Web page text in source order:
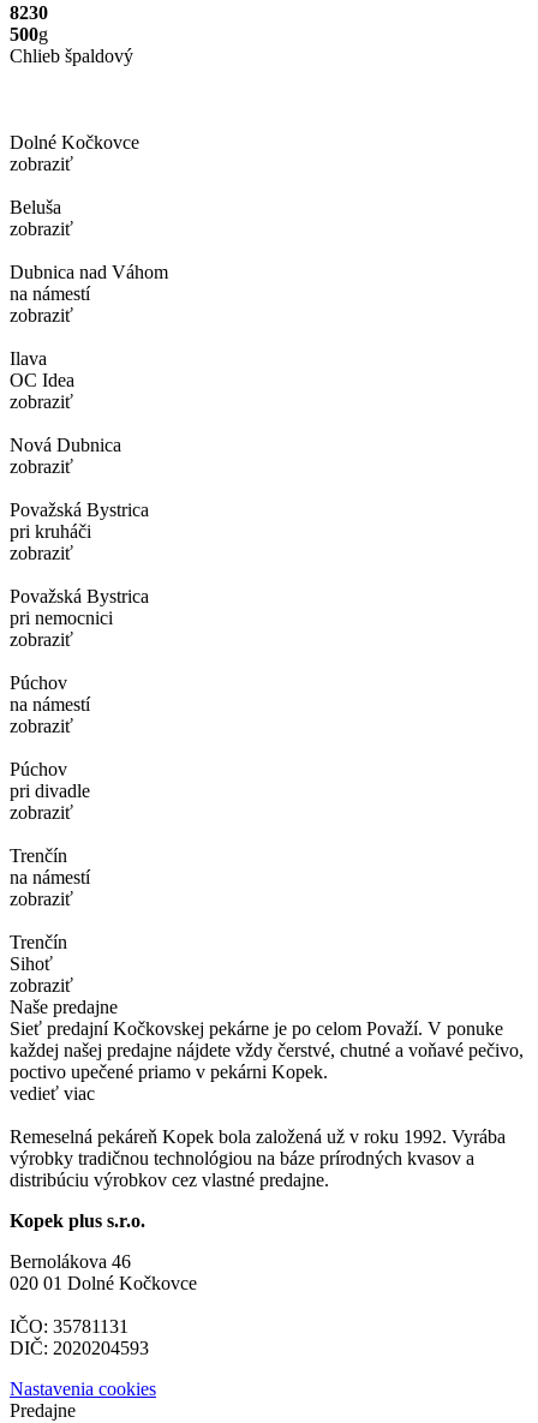
8230
500g
Chlieb špaldový
Dolné Kočkovce
zobraziť
Beluša
zobraziť
Dubnica nad Váhom
na námestí
zobraziť
Ilava
OC Idea
zobraziť
Nová Dubnica
zobraziť
Považská Bystrica
pri kruháči
zobraziť
Považská Bystrica
pri nemocnici
zobraziť
Púchov
na námestí
zobraziť
Púchov
pri divadle
zobraziť
Trenčín
na námestí
zobraziť
Trenčín
Sihoť
zobraziť
Naše predajne
Sieť predajní Kočkovskej pekárne je po celom Považí. V ponuke
každej našej predajne nájdete vždy čerstvé, chutné a voňavé pečivo,
poctivo upečené priamo v pekárni Kopek.
vedieť viac
Remeselná pekáreň Kopek bola založená už v roku 1992. Vyrába
výrobky tradičnou technológiou na báze prírodných kvasov a
distribúciu výrobkov cez vlastné predajne.
Kopek plus s.r.o.
Bernolákova 46
020 01 Dolné Kočkovce
IČO: 35781131
DIČ: 2020204593
Nastavenia cookies
Predajne